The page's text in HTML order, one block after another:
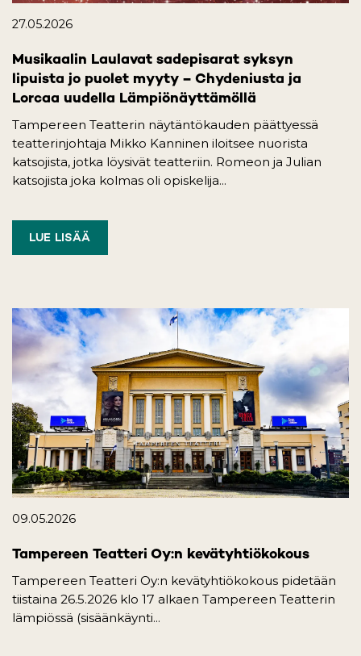
27.05.2026
Musikaalin Laulavat sadepisarat syksyn
lipuista jo puolet myyty – Chydeniusta ja
Lorcaa uudella Lämpiönäyttämöllä
Tampereen Teatterin näytäntökauden päättyessä
teatterinjohtaja Mikko Kanninen iloitsee nuorista
katsojista, jotka löysivät teatteriin. Romeon ja Julian
katsojista joka kolmas oli opiskelija...
LUE LISÄÄ
09.05.2026
Tampereen Teatteri Oy:n kevätyhtiökokous
Tampereen Teatteri Oy:n kevätyhtiökokous pidetään
tiistaina 26.5.2026 klo 17 alkaen Tampereen Teatterin
lämpiössä (sisäänkäynti...